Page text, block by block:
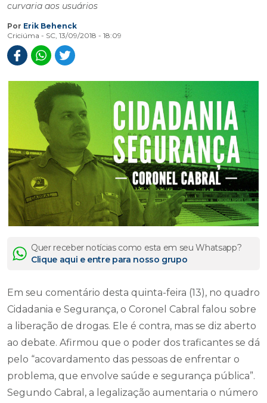
curvaria aos usuários
Por Erik Behenck
Criciúma - SC, 13/09/2018 - 18:09
Quer receber notícias como esta em seu Whatsapp?
Clique aqui e entre para nosso grupo
Em seu comentário desta quinta-feira (13), no quadro
Cidadania e Segurança, o Coronel Cabral falou sobre
a liberação de drogas. Ele é contra, mas se diz aberto
ao debate. Afirmou que o poder dos traficantes se dá
pelo “acovardamento das pessoas de enfrentar o
problema, que envolve saúde e segurança pública”.
Segundo Cabral, a legalização aumentaria o número